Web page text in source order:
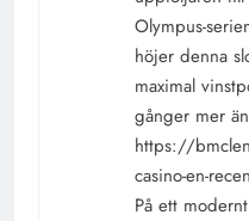
Olympus-
höjer denna
maximal
gånger mer
https://
casino-en-
På ett